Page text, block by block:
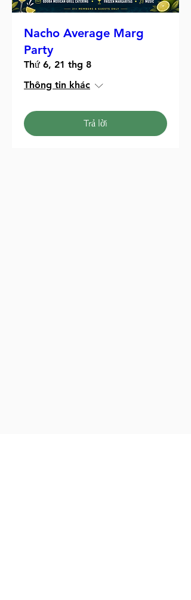
Nacho Average Marg
Party
Thứ 6, 21 thg 8
Thông tin khác
Trả lời